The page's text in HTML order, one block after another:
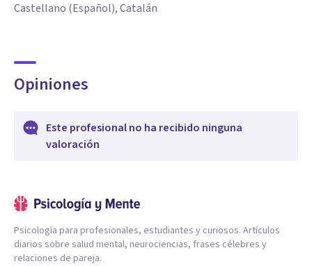
Castellano (Español), Catalán
Opiniones
Este profesional no ha recibido ninguna
valoración
Psicología para profesionales, estudiantes y curiosos. Artículos
diarios sobre salud mental, neurociencias, frases célebres y
relaciones de pareja.